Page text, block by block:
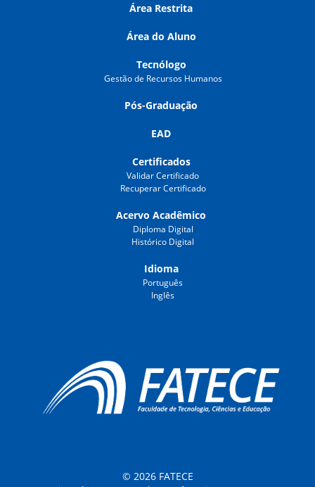
Área Restrita
Área do Aluno
Tecnólogo
Gestão de Recursos Humanos
Pós-Graduação
EAD
Certificados
Validar Certificado
Recuperar Certificado
Acervo Acadêmico
Diploma Digital
Histórico Digital
Idioma
Português
Inglês
© 2026 FATECE